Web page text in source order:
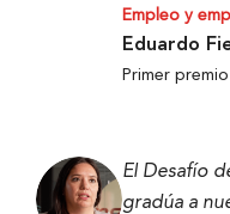
Empleo y
Eduardo
Primer
El Desafío
gradúa a